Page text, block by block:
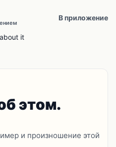
В приложение
it
этом.
и произношение этой